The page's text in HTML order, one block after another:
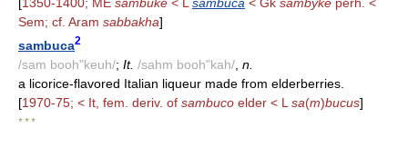
Sem; cf. Aram sabbakha]
sambuca2
/sam booh"keuh/; It. /sahm booh"kah/, n.
a licorice-flavored Italian liqueur made from elderberries.
[1970-75; < It, fem. deriv. of sambuco elder < Lsa(m)bucus]
* * *